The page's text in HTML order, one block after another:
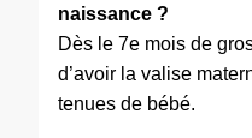
naissance ?
Dès le 7e mois de
d’avoir la valise
tenues de bébé.